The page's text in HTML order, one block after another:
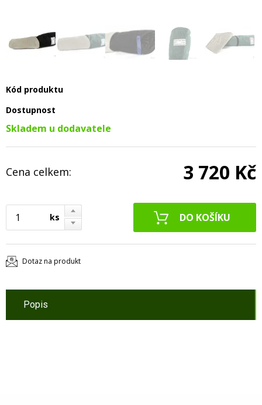
Kód produktu
Dostupnost
Skladem u dodavatele
Cena celkem: 3 720 Kč
ks
Dotaz na produkt
Popis